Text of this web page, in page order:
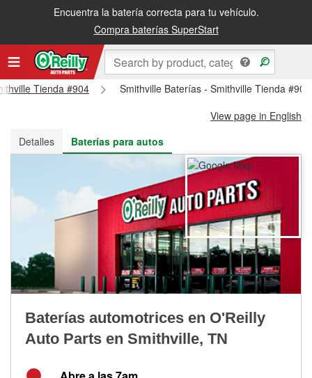
Encuentra la batería correcta para tu vehículo.
Compra baterías SuperStart
Recibe tu orden gratis al día siguiente o recógela en la tienda
Tienda #904
Smithville Baterías - Smithville Tienda #904
View page in English
Detalles
Baterías para autos
Baterías automotrices en O'Reilly
Auto Parts en Smithville, TN